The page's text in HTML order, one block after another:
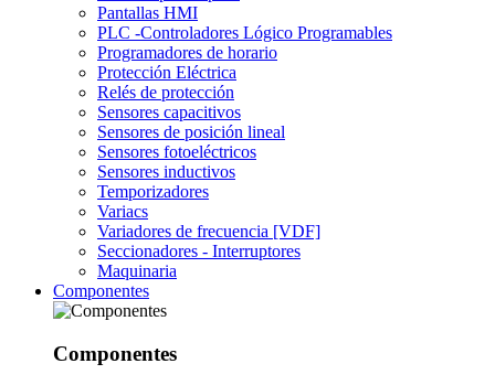
Pantallas HMI
PLC -Controladores Lógico Programables
Programadores de horario
Protección Eléctrica
Relés de protección
Sensores capacitivos
Sensores de posición lineal
Sensores fotoeléctricos
Sensores inductivos
Temporizadores
Variacs
Variadores de frecuencia [VDF]
Seccionadores - Interruptores
Maquinaria
Componentes
Componentes